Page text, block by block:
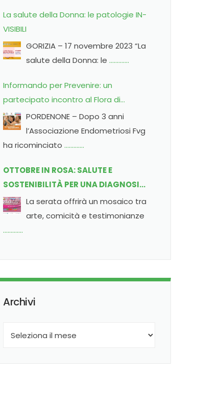
La salute della Donna: le patologie IN-
VISIBILI
GORIZIA – 17 novembre 2023 “La
salute della Donna: le ………….
Informando per Prevenire: un
partecipato incontro al Flora di
PordenonePORDENONE – Dopo 3 anni
l’Associazione Endometriosi Fvg
ha ricominciato ………….
OTTOBRE IN ROSA: SALUTE E
SOSTENIBILITÀ PER UNA DIAGNOSI
PRECOCELa serata offrirà un mosaico tra
arte, comicità e testimonianze
………….
Archivi